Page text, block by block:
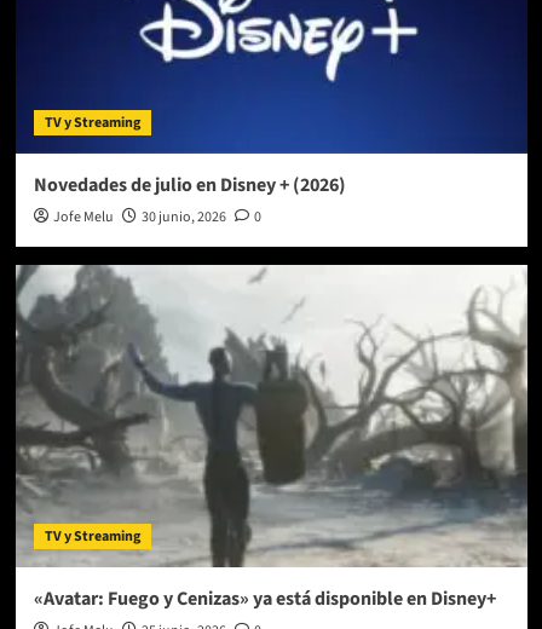
TV y Streaming
Novedades de julio en Disney + (2026)
Jofe Melu 30 junio, 2026 0
TV y Streaming
«Avatar: Fuego y Cenizas» ya está disponible en Disney+